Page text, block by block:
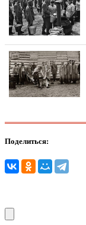
Поделиться: